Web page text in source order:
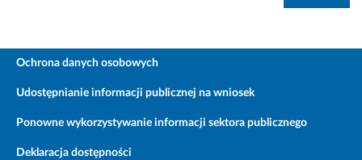
Ochrona danych osobowych
Udostępnianie informacji publicznej na wniosek
Ponowne wykorzystywanie informacji sektora publicznego
Deklaracja dostępności